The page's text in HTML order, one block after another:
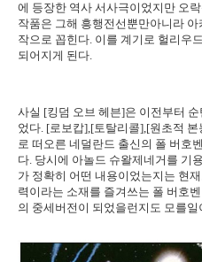
에 등장한 역사 서사극이었지만 오
작품은 그해 흥행전선뿐만아니라
작으로 꼽힌다. 이를 계기로 헐리우
되어지게 된다.
사실 [킹덤 오브 헤븐]은 이전부터
었다. [로보캅],[토탈리콜],[원초적
로 떠오른 네덜란드 출신의 폴 버호
다. 당시에 아놀드 슈왈제네거를 기
가 정확히 어떤 내용이었는지는 현
력이라는 소재를 즐겨쓰는 폴 버호
의 중세버전이 되었을런지도 모를일